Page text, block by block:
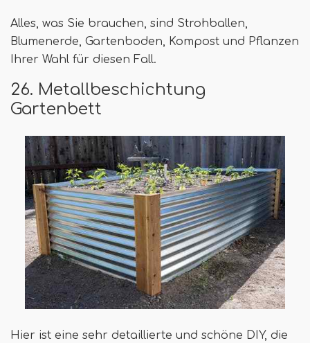
Alles, was Sie brauchen, sind Strohballen,
Blumenerde, Gartenboden, Kompost und Pflanzen
Ihrer Wahl für diesen Fall.
26. Metallbeschichtung
Gartenbett
Hier ist eine sehr detaillierte und schöne DIY, die